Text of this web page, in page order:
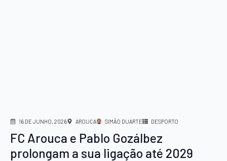
16 DE JUNHO, 2026 AROUCA SIMÃO DUARTE DESPORTO
FC Arouca e Pablo Gozálbez
prolongam a sua ligação até 2029